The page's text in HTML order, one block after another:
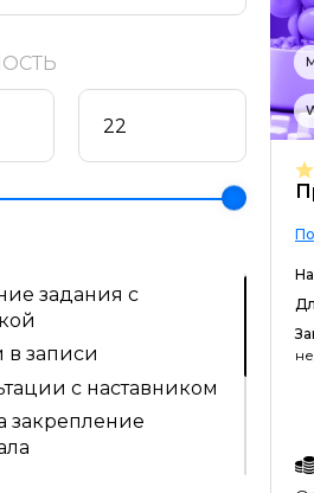
школа
задания c
записи
с наставником
закрепление
лекции